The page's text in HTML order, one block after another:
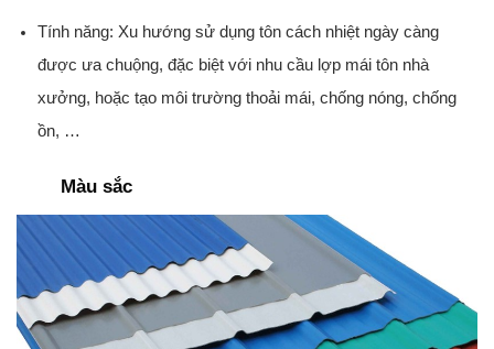
Tính năng: Xu hướng sử dụng tôn cách nhiệt ngày càng
được ưa chuộng, đặc biệt với nhu cầu lợp mái tôn nhà
xưởng, hoặc tạo môi trường thoải mái, chống nóng, chống
ồn, …
Màu sắc